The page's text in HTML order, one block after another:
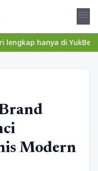
menu
hanya di
Modern